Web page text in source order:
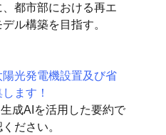
都市部における再エ
ル構築を目指す。
光発電機設置及び省
ます！
成AIを活用した要約で
ださい。